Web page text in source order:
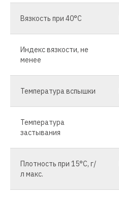
Вязкость при 40°C
Индекс вязкости, не
менее
Температура вспышки
Температура
застывания
Плотность при 15°C, г/
л макс.